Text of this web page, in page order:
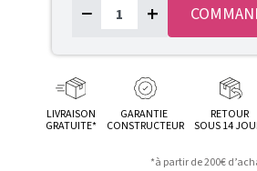
− +
LIVRAISON
GRATUITE*
GARANTIE
CONSTRUCTEUR
RETOUR
SOUS 14
*à partir de 200€